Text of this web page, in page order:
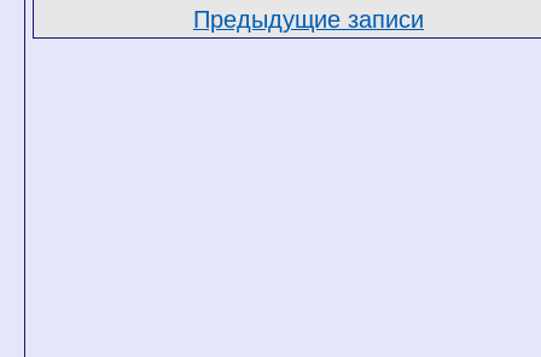
Предыдущие записи